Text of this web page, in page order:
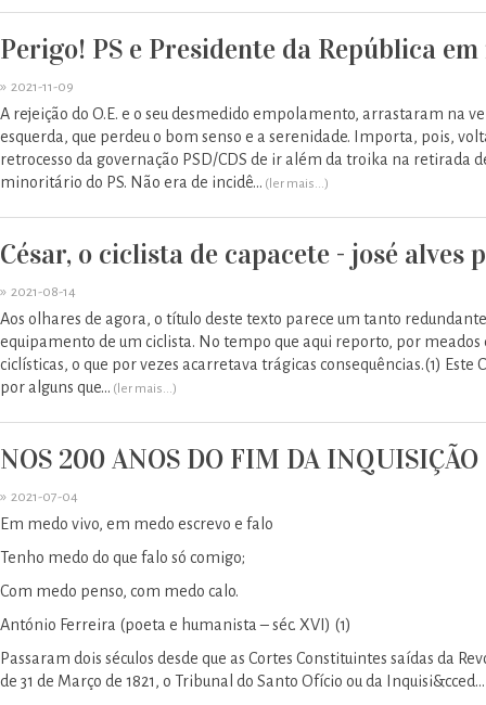
Perigo! PS e Presidente da República
» 2021-11-09
A rejeição do O.E. e o seu desmedido empolamento, arrastaram na
esquerda, que perdeu o bom senso e a serenidade. Importa, pois,
retrocesso da governação PSD/CDS de ir além da troika na
minoritário do PS. Não era de incidê... (ler mais...)
César, o ciclista de capacete - josé alves
» 2021-08-14
Aos olhares de agora, o título deste texto parece um tanto
equipamento de um ciclista. No tempo que aqui reporto, por
ciclísticas, o que por vezes acarretava trágicas consequências.(1)
por alguns que... (ler mais...)
NOS 200 ANOS DO FIM DA
» 2021-07-04
Em medo vivo, em medo escrevo e falo
Tenho medo do que falo só comigo;
Com medo penso, com medo calo.
António Ferreira (poeta e humanista – séc. XVI) (1)
Passaram dois séculos desde que as Cortes Constituintes saídas da
de 31 de Março de 1821, o Tribunal do Santo Ofício ou da Inquisi&cced...